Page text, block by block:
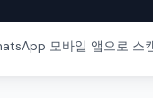
모바일 앱으로 스